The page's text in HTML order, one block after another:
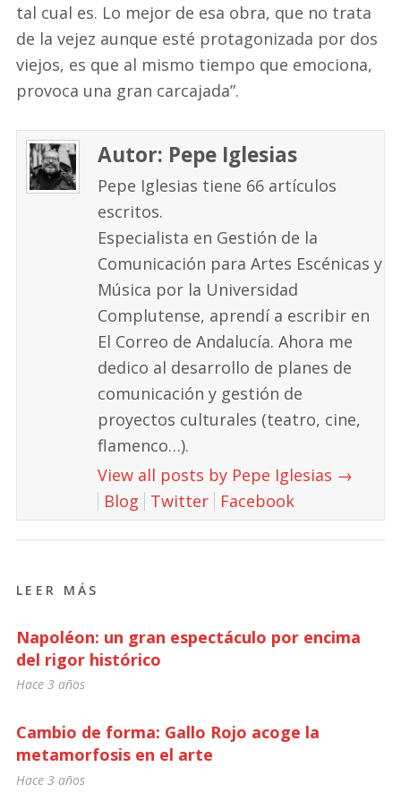
tal cual es. Lo mejor de esa obra, que no trata
de la vejez aunque esté protagonizada por dos
viejos, es que al mismo tiempo que emociona,
provoca una gran carcajada”.
Autor: Pepe Iglesias
Pepe Iglesias tiene 66 artículos
escritos.
Especialista en Gestión de la
Comunicación para Artes Escénicas y
Música por la Universidad
Complutense, aprendí a escribir en
El Correo de Andalucía. Ahora me
dedico al desarrollo de planes de
comunicación y gestión de
proyectos culturales (teatro, cine,
flamenco…).
View all posts by Pepe Iglesias →
Blog
Twitter Facebook
LEER MÁS
Napoléon: un gran espectáculo por encima
del rigor histórico
Hace 3 años
Cambio de forma: Gallo Rojo acoge la
metamorfosis en el arte
Hace 3 años